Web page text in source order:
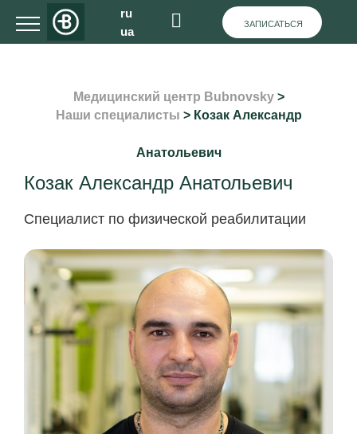
ru
ua
ЗАПИСАТЬСЯ
Медицинский центр Bubnovsky>
Наши специалисты > Козак Александр
Анатольевич
Козак Александр Анатольевич
Специалист по физической реабилитации